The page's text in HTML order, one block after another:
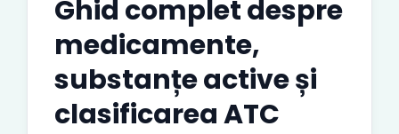
Ghid complet despre
medicamente,
substanțe active și
clasificarea ATC